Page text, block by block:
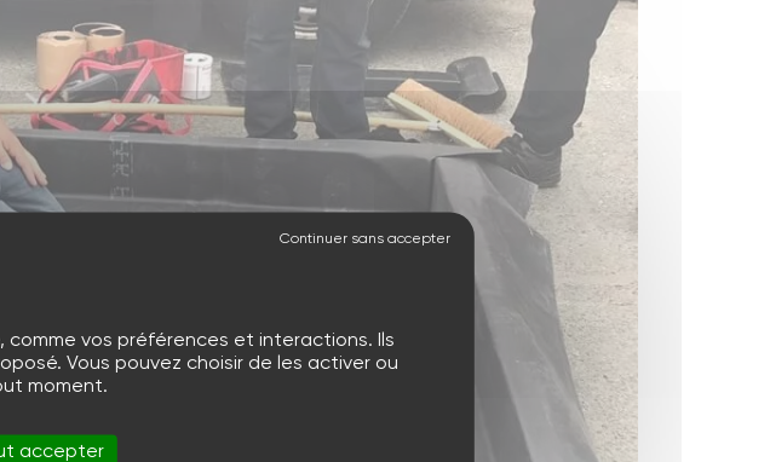
comme vos préférences et interactions. Ils
Vous pouvez choisir de les activer ou
moment.
accepter